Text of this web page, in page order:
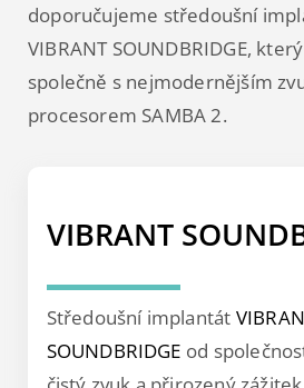
doporučujeme středoušní
VIBRANT SOUNDBRIDGE,
společně s nejmodernějším
procesorem SAMBA 2.
VIBRANT
Středoušní implantát
SOUNDBRIDGE od